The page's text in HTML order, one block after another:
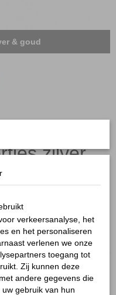
& goud
zilver
verkeersanalyse, het
en het personaliseren
verlenen we onze
toegang tot
Zij kunnen deze
andere gegevens die
gebruik van hun